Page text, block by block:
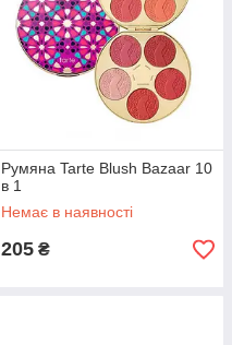
Румяна Tarte Blush Bazaar 10
в 1
Немає в наявності
205 ₴